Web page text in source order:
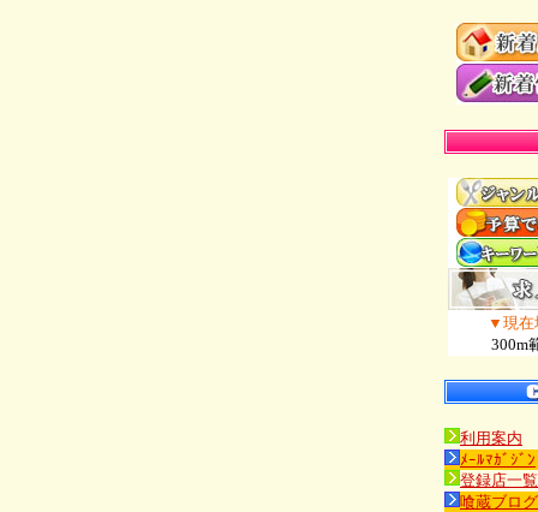
▼現在
300m
利用案内
ﾒｰﾙﾏｶﾞｼﾞﾝ
登録店一覧
喰蔵ブログ